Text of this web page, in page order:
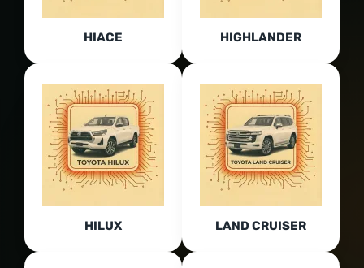
HIACE HIGHLANDER
HILUX LAND CRUISER